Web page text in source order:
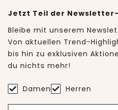
Jetzt Teil der
Bleibe mit unserem
Von aktuellen Trend-
bis hin zu exklusiven
du nichts mehr!
Damen Herren